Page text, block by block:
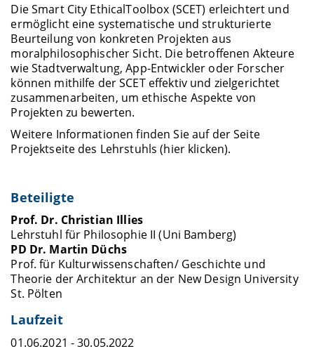
Die Smart City EthicalToolbox (SCET) erleichtert und
ermöglicht eine systematische und strukturierte
Beurteilung von konkreten Projekten aus
moralphilosophischer Sicht. Die betroffenen Akteure
wie Stadtverwaltung, App-Entwickler oder Forscher
können mithilfe der SCET effektiv und zielgerichtet
zusammenarbeiten, um ethische Aspekte von
Projekten zu bewerten.
Weitere Informationen finden Sie auf der Seite
Projektseite des Lehrstuhls (hier klicken).
Beteiligte
Prof. Dr. Christian Illies
Lehrstuhl für Philosophie II (Uni Bamberg)
PD Dr. Martin Düchs
Prof. für Kulturwissenschaften/ Geschichte und
Theorie der Architektur an der New Design University
St. Pölten
Laufzeit
01.06.2021 - 30.05.2022